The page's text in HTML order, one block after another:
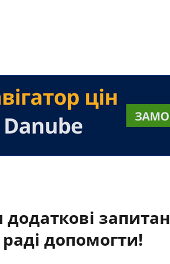
допомогти!